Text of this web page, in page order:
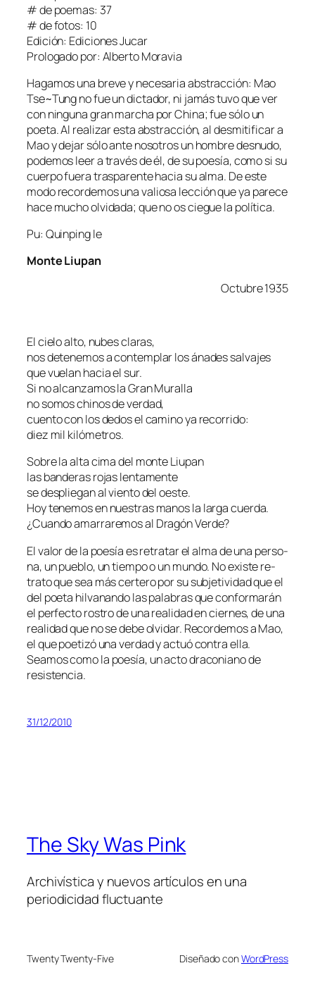
# de poe­mas: 37
# de fo­tos: 10
Edición: Ediciones Jucar
Prologado por: Alberto Moravia
Hagamos una bre­ve y ne­ce­sa­ria abs­trac­ción: Mao
Tse~Tung no fue un dic­ta­dor, ni ja­más tu­vo que ver
con nin­gu­na gran mar­cha por China; fue só­lo un
poe­ta. Al rea­li­zar es­ta abs­trac­ción, al des­mi­ti­fi­car a
Mao y de­jar só­lo an­te no­so­tros un hom­bre des­nu­do,
po­de­mos leer a tra­vés de él, de su poe­sía, co­mo si su
cuer­po fue­ra tras­pa­ren­te ha­cia su al­ma. De es­te
mo­do re­cor­de­mos una va­lio­sa lec­ción que ya pa­re­ce
ha­ce mu­cho ol­vi­da­da; que no os cie­gue la política.
Pu: Quinping le
Monte Liupan
Octubre 1935
El cie­lo al­to, nu­bes claras,
nos de­te­ne­mos a con­tem­plar los ána­des salvajes
que vue­lan ha­cia el sur.
Si no al­can­za­mos la Gran Muralla
no so­mos chi­nos de verdad,
cuen­to con los de­dos el ca­mino ya recorrido:
diez mil kilómetros.
Sobre la al­ta ci­ma del mon­te Liupan
las ban­de­ras ro­jas lentamente
se des­plie­gan al vien­to del oeste.
Hoy te­ne­mos en nues­tras ma­nos la lar­ga cuerda.
¿Cuando ama­rra­re­mos al Dragón Verde?
El va­lor de la poe­sía es re­tra­tar el al­ma de una per­so­
na, un pue­blo, un tiem­po o un mun­do. No exis­te re­
tra­to que sea más cer­te­ro por su sub­je­ti­vi­dad que el
del poe­ta hil­va­nan­do las pa­la­bras que con­for­ma­rán
el per­fec­to ros­tro de una reali­dad en cier­nes, de una
reali­dad que no se de­be ol­vi­dar. Recordemos a Mao,
el que poe­ti­zó una ver­dad y ac­tuó con­tra ella.
Seamos co­mo la poe­sía, un ac­to dra­co­niano de
resistencia.
31/12/2010
The Sky Was Pink
Archivística y nuevos artículos en una
periodicidad fluctuante
Twenty Twenty-Five Diseñado conWordPress